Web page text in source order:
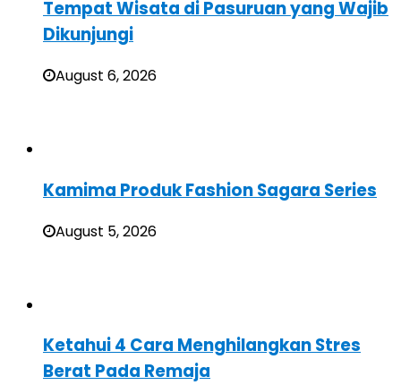
Tempat Wisata di Pasuruan yang Wajib
Dikunjungi
August 6, 2026
Kamima Produk Fashion Sagara Series
August 5, 2026
Ketahui 4 Cara Menghilangkan Stres
Berat Pada Remaja